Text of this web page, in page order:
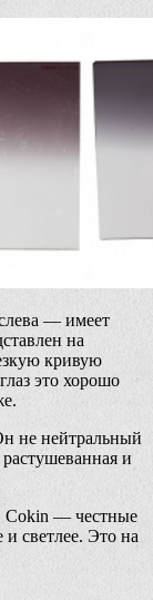
— имеет
на
кривую
это хорошо
не нейтральный
и
Cokin — честные
светлее. Это на